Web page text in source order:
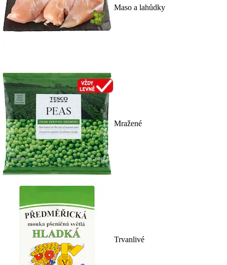
Maso a lahůdky
Mražené
Trvanlivé